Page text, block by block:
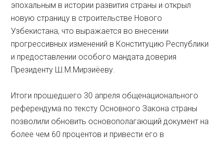
эпохальным в истории развития страны и открыл
новую страницу в строительстве Нового
Узбекистана, что выражается во внесении
прогрессивных изменений в Конституцию Республики
и предоставлении особого мандата доверия
Президенту Ш.М.Мирзиёеву.
Итоги прошедшего 30 апреля общенационального
референдума по тексту Основного Закона страны
позволили обновить основополагающий документ на
более чем 60 процентов и привести его в